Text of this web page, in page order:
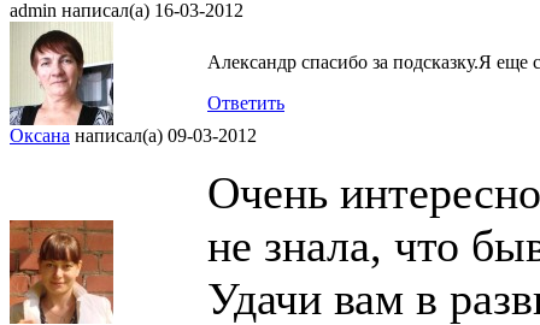
admin написал(а) 16-03-2012
Александр спасибо за подсказку.Я
Ответить
Оксана написал(а) 09-03-2012
Очень
не знала, что
Удачи вам в